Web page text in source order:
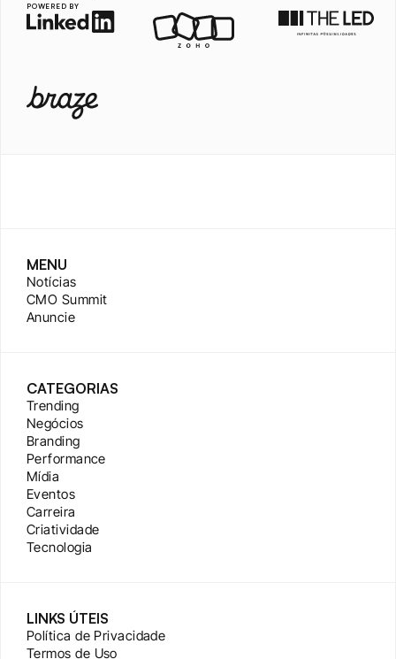
POWERED BY
MENU
Notícias
CMO Summit
Anuncie
CATEGORIAS
Trending
Negócios
Branding
Performance
Mídia
Eventos
Carreira
Criatividade
Tecnologia
LINKS ÚTEIS
Política de Privacidade
Termos de Uso